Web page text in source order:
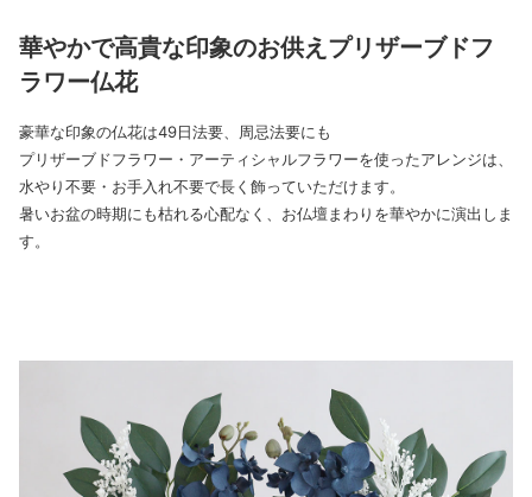
華やかで高貴な印象のお供えプリザーブドフ
ラワー仏花
豪華な印象の仏花は49日法要、周忌法要にも
プリザーブドフラワー・アーティシャルフラワーを使ったアレンジは、
水やり不要・お手入れ不要で長く飾っていただけます。
暑いお盆の時期にも枯れる心配なく、お仏壇まわりを華やかに演出しま
す。